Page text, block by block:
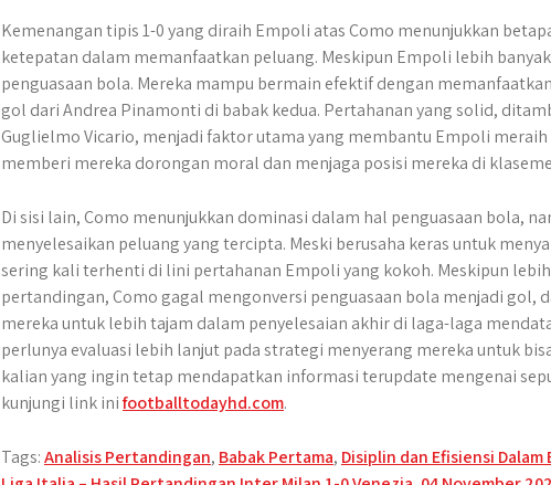
Kemenangan tipis 1-0 yang diraih Empoli atas Como menunjukkan
ketepatan dalam memanfaatkan peluang. Meskipun Empoli lebih
penguasaan bola. Mereka mampu bermain efektif dengan
gol dari Andrea Pinamonti di babak kedua. Pertahanan yang solid,
Guglielmo Vicario, menjadi faktor utama yang membantu Empoli
memberi mereka dorongan moral dan menjaga posisi mereka di
Di sisi lain, Como menunjukkan dominasi dalam hal penguasaan bola,
menyelesaikan peluang yang tercipta. Meski berusaha keras untuk
sering kali terhenti di lini pertahanan Empoli yang kokoh. Meskipun
pertandingan, Como gagal mengonversi penguasaan bola menjadi gol,
mereka untuk lebih tajam dalam penyelesaian akhir di laga-laga
perlunya evaluasi lebih lanjut pada strategi menyerang mereka untuk
kalian yang ingin tetap mendapatkan informasi terupdate mengenai
kunjungi link inifootballtodayhd.com.
Tags:Analisis Pertandingan, Babak Pertama, Disiplin dan Efisiensi